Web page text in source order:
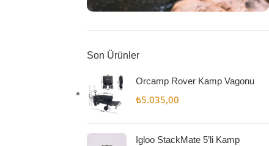
Kahve Keyfi
Mağaza
Son Ürünler
Orcamp Rover Kamp Vagonu
₺5.035,00
Igloo StackMate 5’li Kamp